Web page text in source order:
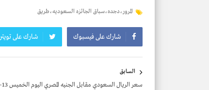
المرور،دجده،سباق الجائزه السعوديه،طريق
شارك على فيسبوك شارك على تويتر
المقالات
السابق